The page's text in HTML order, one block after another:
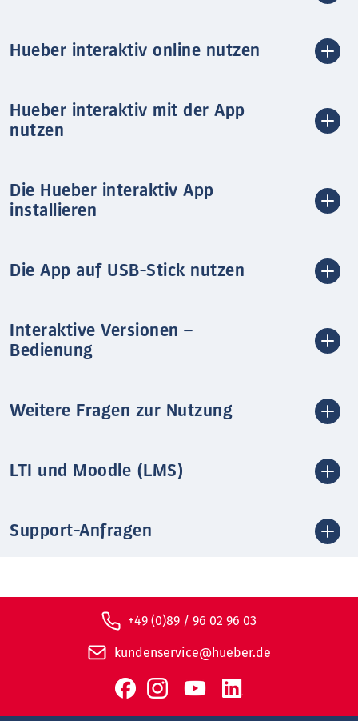
Hueber interaktiv online nutzen
Hueber interaktiv mit der App
nutzen
Die Hueber interaktiv App
installieren
Die App auf USB-Stick nutzen
Interaktive Versionen –
Bedienung
Weitere Fragen zur Nutzung
LTI und Moodle (LMS)
Support-Anfragen
+49 (0)89 / 96 02 96 03
kundenservice@hueber.de